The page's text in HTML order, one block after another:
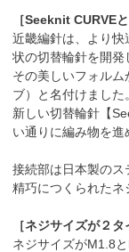
［Seeknit CURVEと
近畿編針は、より
状の切替輪針を開発
その美しいフォル
ブ）と名付けました。
新しい切替輪針【
い通りに編み物を進
接続部は日本製のス
精巧につくられたネ
［ネジサイズが２タ
ネジサイズがM1.8